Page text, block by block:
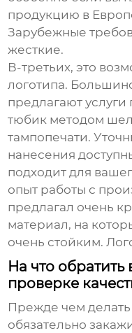
продукцию в
Зарубежные
жесткие.
В-третьих, это
логотипа.
предлагают
тюбик методом
тампопечати.
нанесения
подходит для
опыт работы с
предлагал очень
материал, на
очень стойким.
На что
проверке
Прежде чем
обязательно